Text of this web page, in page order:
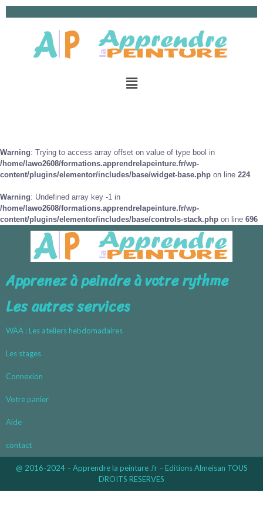
Warning: Trying to access array offset on value of type bool in
/home/lawo2608/formations.apprendrelapeinture.fr/wp-
content/plugins/elementor/includes/base/widget-base.php on line 224
Warning: Undefined array key -1 in
/home/lawo2608/formations.apprendrelapeinture.fr/wp-
content/plugins/elementor/includes/base/controls-stack.php on line 696
Apprenez à peindre à votre rythme
Les autres services
WAA : Les ateliers hebdomadaires
Les stages
Connexion
Votre panier
Aide
contact
@ 2016-2024 – Apprendre la peinture .fr – Editions Almeisan TOUS
DROITS RESERVES